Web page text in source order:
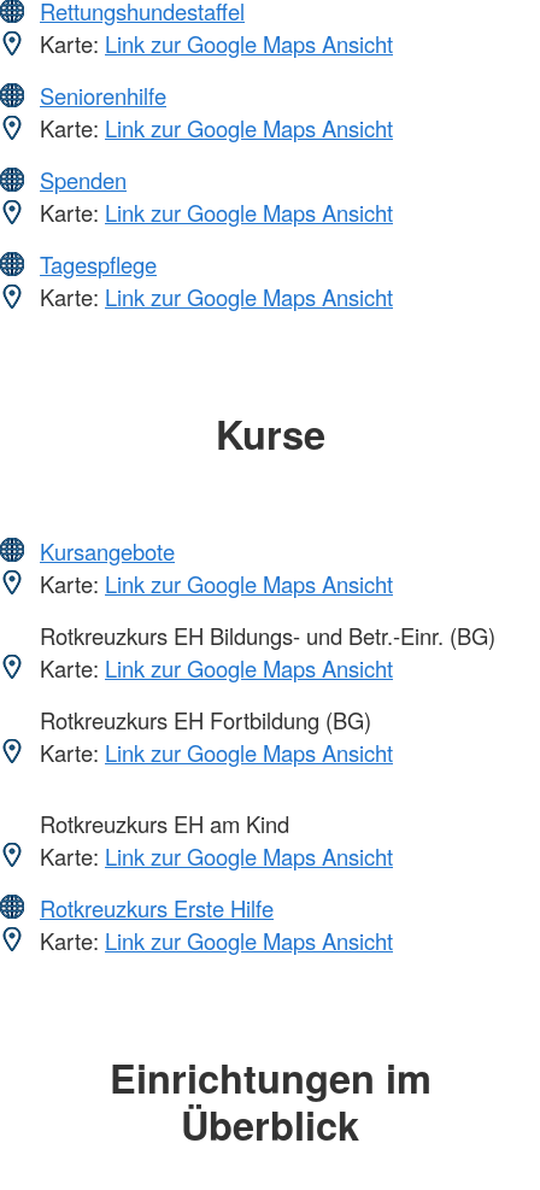
Rettungshundestaffel
Karte: Link zur Google Maps Ansicht
Seniorenhilfe
Karte: Link zur Google Maps Ansicht
Spenden
Karte: Link zur Google Maps Ansicht
Tagespflege
Karte: Link zur Google Maps Ansicht
Kurse
Kursangebote
Karte: Link zur Google Maps Ansicht
Rotkreuzkurs EH Bildungs- und Betr.-Einr. (BG)
Karte: Link zur Google Maps Ansicht
Rotkreuzkurs EH Fortbildung (BG)
Karte: Link zur Google Maps Ansicht
Rotkreuzkurs EH am Kind
Karte: Link zur Google Maps Ansicht
Rotkreuzkurs Erste Hilfe
Karte: Link zur Google Maps Ansicht
Einrichtungen im
Überblick